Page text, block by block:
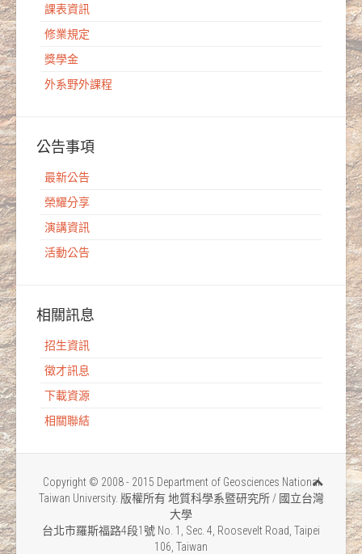
課表資訊
修業規定
獎學金
外系野外課程
公告事項
最新公告
榮耀分享
演講資訊
活動公告
相關訊息
招生資訊
徵才訊息
下載資源
相關聯結
Copyright © 2008 - 2015 Department of Geosciences National
Taiwan University. 版權所有 地質科學系暨研究所 / 國立台灣
大學
台北市羅斯福路4段1號 No. 1, Sec. 4, Roosevelt Road, Taipei
106, Taiwan